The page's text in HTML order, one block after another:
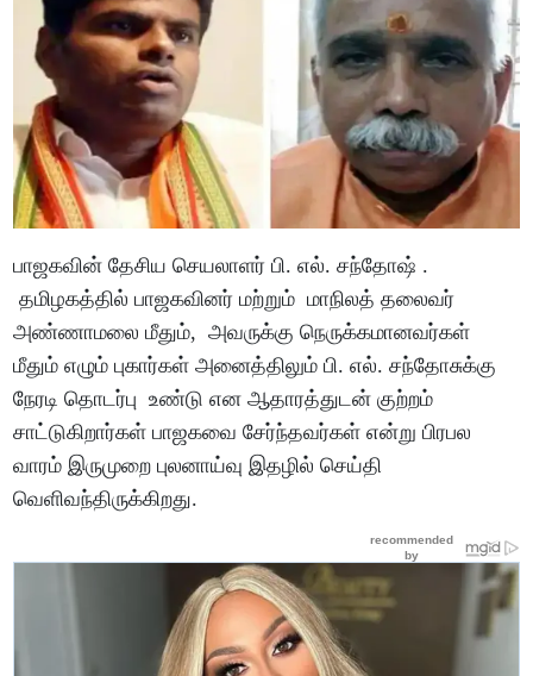
பாஜகவின் தேசிய செயலாளர் பி. எல். சந்தோஷ் .
தமிழகத்தில் பாஜகவினர் மற்றும் மாநிலத் தலைவர்
அண்ணாமலை மீதும், அவருக்கு நெருக்கமானவர்கள்
மீதும் எழும் புகார்கள் அனைத்திலும் பி. எல். சந்தோசுக்கு
நேரடி தொடர்பு உண்டு என ஆதாரத்துடன் குற்றம்
சாட்டுகிறார்கள் பாஜகவை சேர்ந்தவர்கள் என்று பிரபல
வாரம் இருமுறை புலனாய்வு இதழில் செய்தி
வெளிவந்திருக்கிறது.